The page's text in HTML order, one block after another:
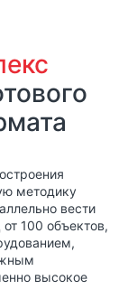
методику
вести
100 объектов,
высокое